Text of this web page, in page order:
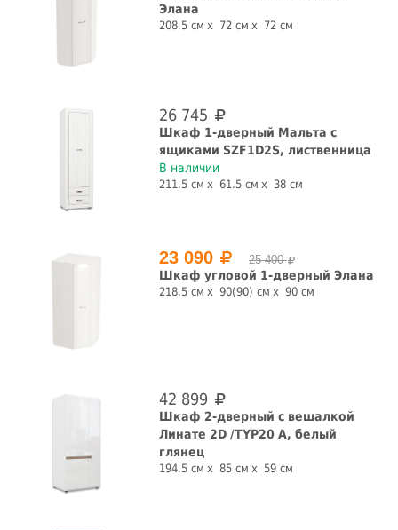
Элана
208.5 см 72 см 72 см
26 745
Шкаф 1-дверный Мальта с
ящиками SZF1D2S, лиственница
В наличии
211.5 см 61.5 см 38 см
23 090 25 400
Шкаф угловой 1-дверный Элана
218.5 см 90(90) см 90 см
42 899
Шкаф 2-дверный с вешалкой
Линате 2D /TYP20 A, белый
глянец
194.5 см 85 см 59 см